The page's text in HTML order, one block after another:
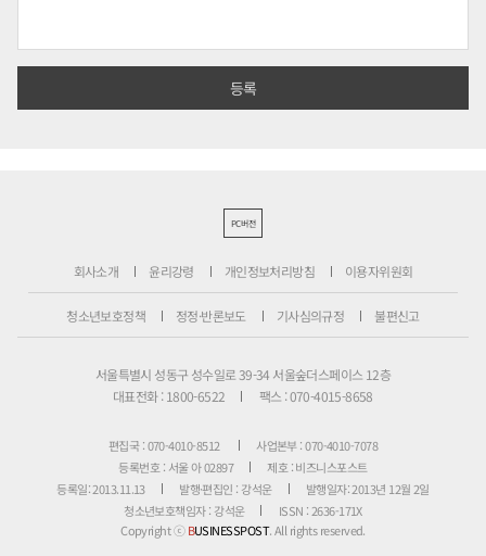
PC버전
회사소개 윤리강령 개인정보처리방침 이용자위원회
청소년보호정책 정정·반론보도 기사심의규정 불편신고
서울특별시 성동구 성수일로 39-34 서울숲더스페이스 12층
대표전화 : 1800-6522
팩스 : 070-4015-8658
편집국 : 070-4010-8512
사업본부 : 070-4010-7078
등록번호 : 서울 아 02897
제호 : 비즈니스포스트
등록일: 2013.11.13
발행·편집인 : 강석운
발행일자: 2013년 12월 2일
청소년보호책임자 : 강석운
ISSN : 2636-171X
Copyright ⓒBUSINESSPOST. All rights reserved.